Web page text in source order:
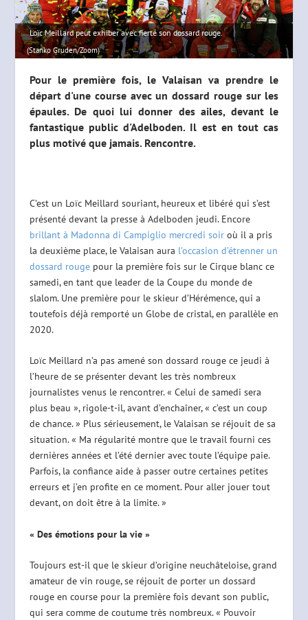
Loïc Meillard peut exhiber avec fierté son dossard rouge.
(Stanko Gruden/Zoom)
Pour le première fois, le Valaisan va prendre le
départ d'une course avec un dossard rouge sur les
épaules. De quoi lui donner des ailes, devant le
fantastique public d'Adelboden. Il est en tout cas
plus motivé que jamais. Rencontre.
C’est un Loïc Meillard souriant, heureux et libéré qui s’est
présenté devant la presse à Adelboden jeudi. Encore
brillant à Madonna di Campiglio mercredi soiroù il a pris
la deuxième place, le Valaisan aura l’occasion d’étrenner un
dossard rougepour la première fois sur le Cirque blanc ce
samedi, en tant que leader de la Coupe du monde de
slalom. Une première pour le skieur d’Hérémence, qui a
toutefois déjà remporté un Globe de cristal, en parallèle en
2020.
Loïc Meillard n’a pas amené son dossard rouge ce jeudi à
l’heure de se présenter devant les très nombreux
journalistes venus le rencontrer. « Celui de samedi sera
plus beau », rigole-t-il, avant d’enchaîner, « c’est un coup
de chance. » Plus sérieusement, le Valaisan se réjouit de sa
situation. « Ma régularité montre que le travail fourni ces
dernières années et l’été dernier avec toute l’équipe paie.
Parfois, la confiance aide à passer outre certaines petites
erreurs et j’en profite en ce moment. Pour aller jouer tout
devant, on doit être à la limite. »
« Des émotions pour la vie »
Toujours est-il que le skieur d’origine neuchâteloise, grand
amateur de vin rouge, se réjouit de porter un dossard
rouge en course pour la première fois devant son public,
qui sera comme de coutume très nombreux. « Pouvoir